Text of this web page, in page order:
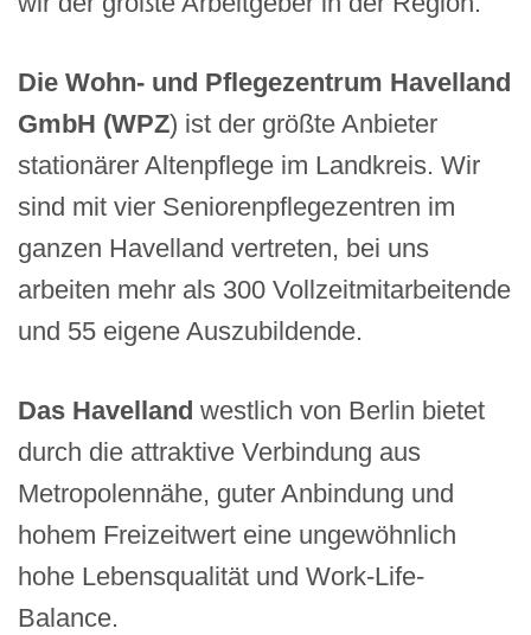
Die Wohn- und Pflegezentrum Havelland
GmbH (WPZ) ist der größte Anbieter
stationärer Altenpflege im Landkreis. Wir
sind mit vier Seniorenpflegezentren im
ganzen Havelland vertreten, bei uns
arbeiten mehr als 300 Vollzeitmitarbeitende
und 55 eigene Auszubildende.
Das Havelland westlich von Berlin bietet
durch die attraktive Verbindung aus
Metropolennähe, guter Anbindung und
hohem Freizeitwert eine ungewöhnlich
hohe Lebensqualität und Work-Life-
Balance.